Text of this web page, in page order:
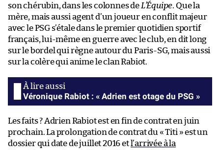
son chérubin, dans les colonnes deL’Équipe. Que la
mère, mais aussi agent d’un joueur en conflit majeur
avec le PSG s’étale dans le premier quotidien sportif
français, lui-même en guerre avec le club, en dit long
sur le bordel qui règne autour du Paris-SG, mais aussi
sur la colère qui anime le clan Rabiot.
Véronique Rabiot : « Adrien est otage du PSG »
Les faits ? Adrien Rabiot est en fin de contrat en juin
prochain. La prolongation de contrat du « Titi » est un
dossier qui date de juillet 2016 etl’arrivée à la